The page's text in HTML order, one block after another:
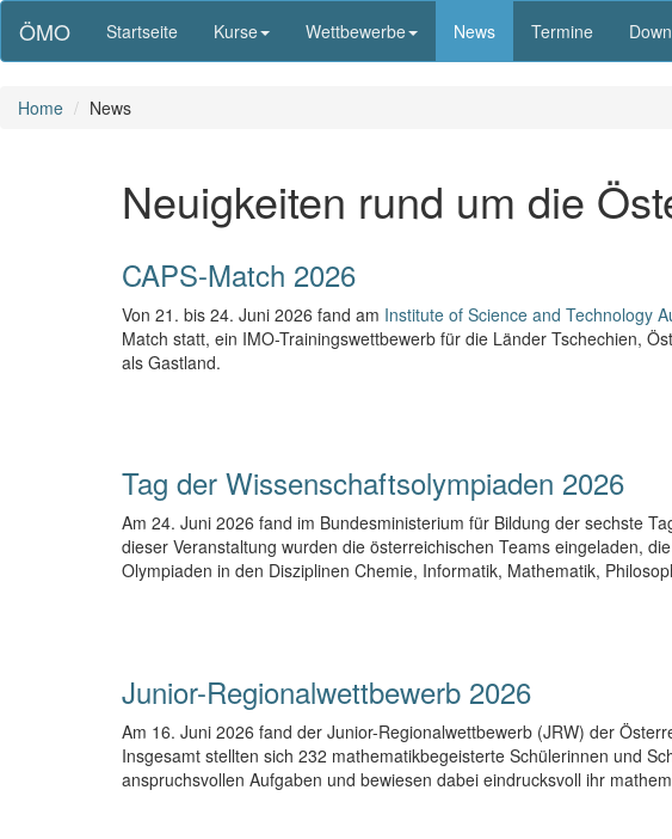
ÖMO Startseite Kurse Wettbewerbe News Termine
Home News
Neuigkeiten rund um die
CAPS-Match 2026
Von 21. bis 24. Juni 2026 fand am Institute of Science and Technology
Match statt, ein IMO-Trainingswettbewerb für die Länder Tschechien,
als Gastland.
Tag der Wissenschaftsolympiaden 2026
Am 24. Juni 2026 fand im Bundesministerium für Bildung der sechste
dieser Veranstaltung wurden die österreichischen Teams eingeladen,
Olympiaden in den Disziplinen Chemie, Informatik, Mathematik,
Junior-Regionalwettbewerb 2026
Am 16. Juni 2026 fand der Junior-Regionalwettbewerb (JRW) der
Insgesamt stellten sich 232 mathematikbegeisterte Schülerinnen und
anspruchsvollen Aufgaben und bewiesen dabei eindrucksvoll ihr